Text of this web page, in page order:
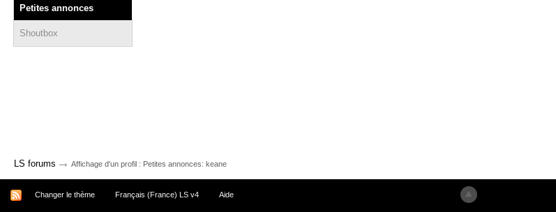
Petites annonces
Shoutbox
LS forums → Affichage d'un profil : Petites annonces: keane
Changer le thème Français (France) LS v4 Aide